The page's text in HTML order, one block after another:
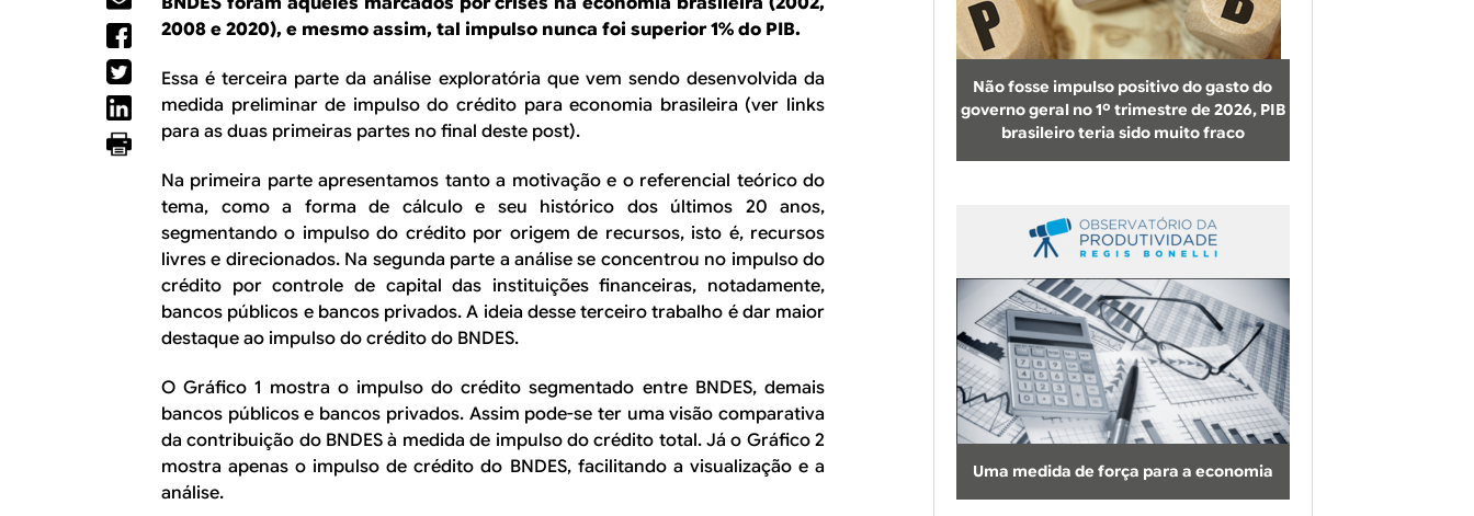
b
u
s
c
a
a
l
2008 e 2020), e mesmo assim, tal impulso nunca foi superior 1% do PIB.
Essa é terceira parte da análise exploratória que vem sendo desenvolvida da
medida preliminar de impulso do crédito para economia brasileira (ver links
para as duas primeiras partes no final deste post).
Na primeira parte apresentamos tanto a motivação e o referencial teórico do
tema, como a forma de cálculo e seu histórico dos últimos 20 anos,
segmentando o impulso do crédito por origem de recursos, isto é, recursos
livres e direcionados. Na segunda parte a análise se concentrou no impulso do
crédito por controle de capital das instituições financeiras, notadamente,
bancos públicos e bancos privados. A ideia desse terceiro trabalho é dar maior
destaque ao impulso do crédito do BNDES.
O Gráfico 1 mostra o impulso do crédito segmentado entre BNDES, demais
bancos públicos e bancos privados. Assim pode-se ter uma visão comparativa
da contribuição do BNDES à medida de impulso do crédito total. Já o Gráfico 2
mostra apenas o impulso de crédito do BNDES, facilitando a visualização e a
análise.
Não fosse impulso positivo do gasto do
governo geral no 1º trimestre de 2026, PIB
brasileiro teria sido muito fraco
Uma medida de força para a economia